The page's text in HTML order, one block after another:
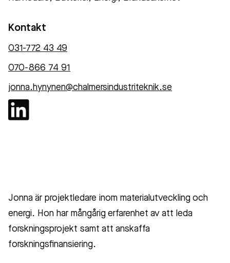
Kontakt
031-772 43 49
070-866 74 91
jonna.hynynen@chalmersindustriteknik.se
Jonna är projektledare inom materialutveckling och
energi. Hon har mångårig erfarenhet av att leda
forskningsprojekt samt att anskaffa
forskningsfinansiering.